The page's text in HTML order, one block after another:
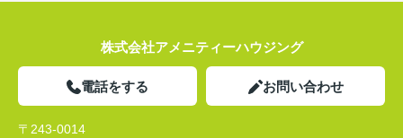
株式会社アメニティーハウジング
電話をする お問い合わせ
〒243-0014